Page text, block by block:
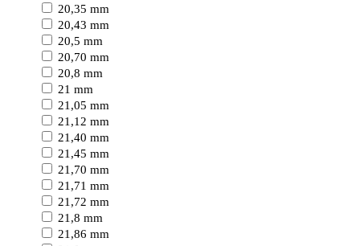
20,35 mm
20,43 mm
20,5 mm
20,70 mm
20,8 mm
21 mm
21,05 mm
21,12 mm
21,40 mm
21,45 mm
21,70 mm
21,71 mm
21,72 mm
21,8 mm
21,86 mm